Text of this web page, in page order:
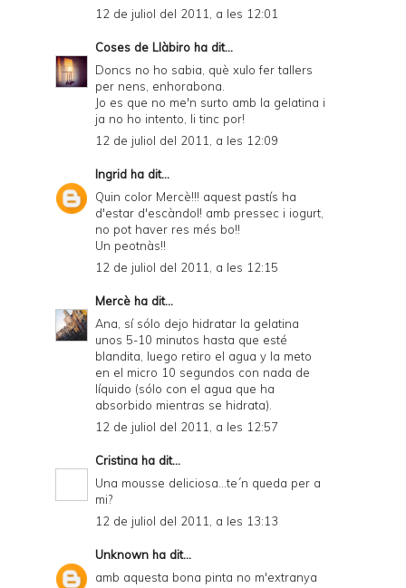
12 de juliol del 2011, a les 12:01
Coses de Llàbiro ha dit...
Doncs no ho sabia, què xulo fer tallers
per nens, enhorabona.
Jo es que no me'n surto amb la gelatina i
ja no ho intento, li tinc por!
12 de juliol del 2011, a les 12:09
Ingrid ha dit...
Quin color Mercè!!! aquest pastís ha
d'estar d'escàndol! amb pressec i iogurt,
no pot haver res més bo!!
Un peotnàs!!
12 de juliol del 2011, a les 12:15
Mercè ha dit...
Ana, sí sólo dejo hidratar la gelatina
unos 5-10 minutos hasta que esté
blandita, luego retiro el agua y la meto
en el micro 10 segundos con nada de
líquido (sólo con el agua que ha
absorbido mientras se hidrata).
12 de juliol del 2011, a les 12:57
Cristina ha dit...
Una mousse deliciosa...te´n queda per a
mi?
12 de juliol del 2011, a les 13:13
Unknown ha dit...
amb aquesta bona pinta no m'extranya